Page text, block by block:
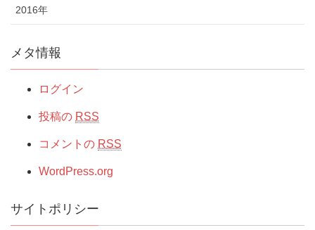
2016年
メタ情報
ログイン
投稿の RSS
コメントの RSS
WordPress.org
サイトポリシー